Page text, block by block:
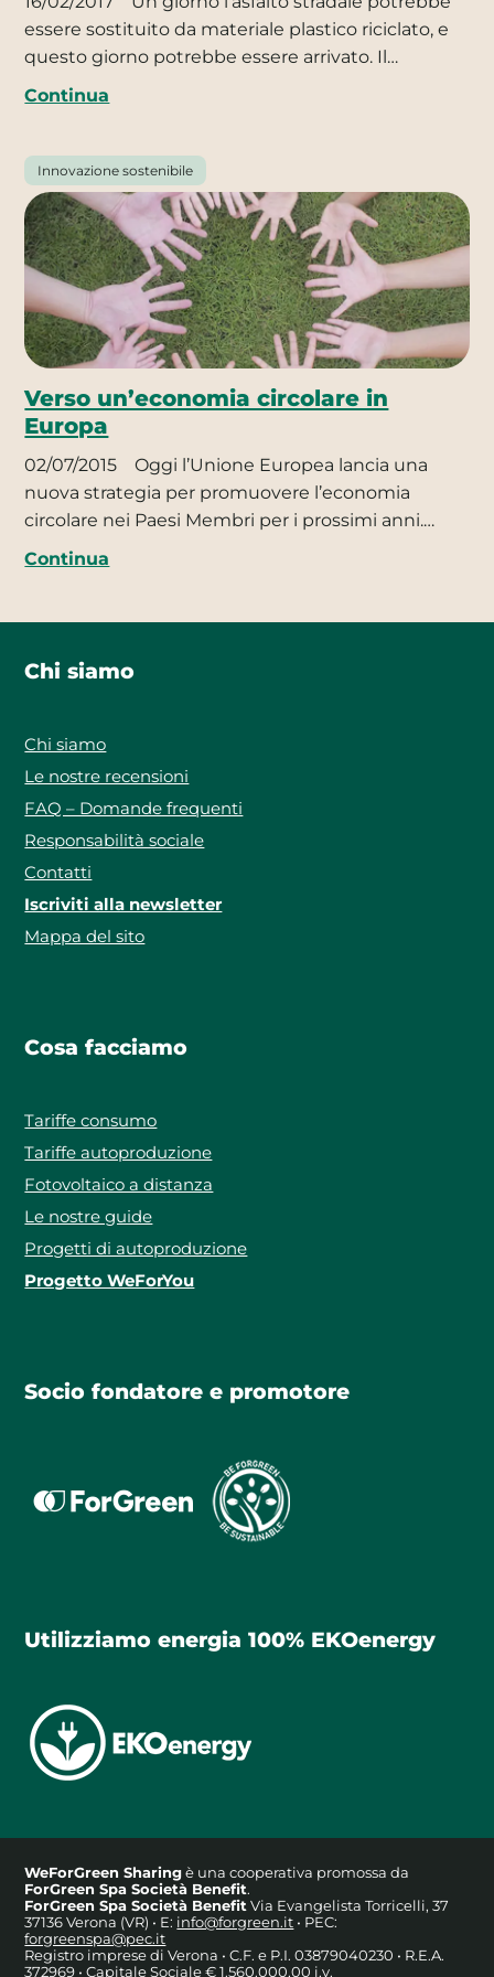
essere sostituito da materiale plastico riciclato, e
questo giorno potrebbe essere arrivato. Il…
Continua
Innovazione sostenibile
Verso un’economia circolare in
Europa
02/07/2015
Oggi l’Unione Europea lancia una
nuova strategia per promuovere l’economia
circolare nei Paesi Membri per i prossimi anni.…
Continua
Chi siamo
Chi siamo
Le nostre recensioni
FAQ – Domande frequenti
Responsabilità sociale
Contatti
Iscriviti alla newsletter
Mappa del sito
Cosa facciamo
Tariffe consumo
Tariffe autoproduzione
Fotovoltaico a distanza
Le nostre guide
Progetti di autoproduzione
Progetto WeForYou
Socio fondatore e promotore
Utilizziamo energia 100% EKOenergy
WeForGreen Sharingè una cooperativa promossa da
ForGreen Spa Società Benefit.
ForGreen Spa Società Benefit Via Evangelista Torricelli, 37
37136 Verona (VR) • E: info@forgreen.it • PEC:
forgreenspa@pec.it
Registro imprese di Verona • C.F. e P.I. 03879040230 • R.E.A.
372969 • Capitale Sociale € 1.560.000,00 i.v.